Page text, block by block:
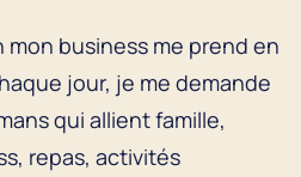
business me prend en
jour, je me demande
qui allient famille,
repas, activités